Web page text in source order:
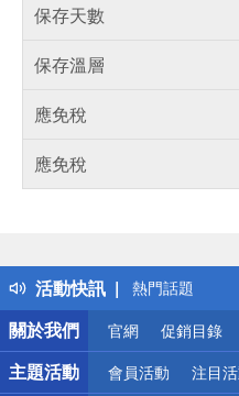
保存天數
保存溫層
應免稅
應免稅
活動快訊
得獎公告
熱門話題
銀行優惠
偏遠地區配送
詐騙網頁！請
關於我們
官網 促銷目錄
主題活動 會員活動 注目